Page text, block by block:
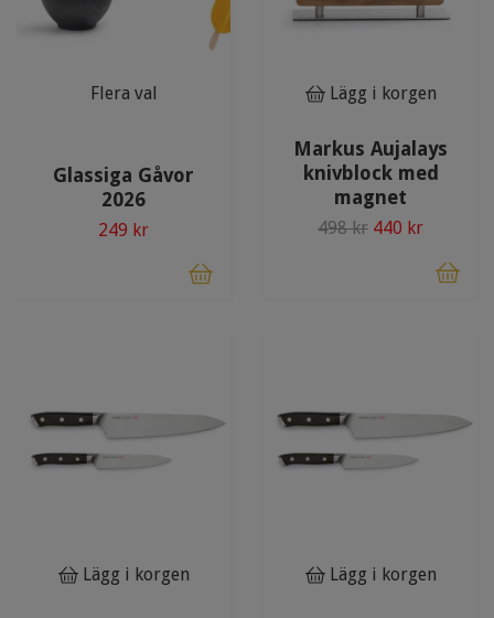
Flera val
Glassiga Gåvor
2026
249 kr
Lägg i korgen
Markus Aujalays
knivblock med
magnet
498 kr 440 kr
Lägg i korgen Lägg i korgen